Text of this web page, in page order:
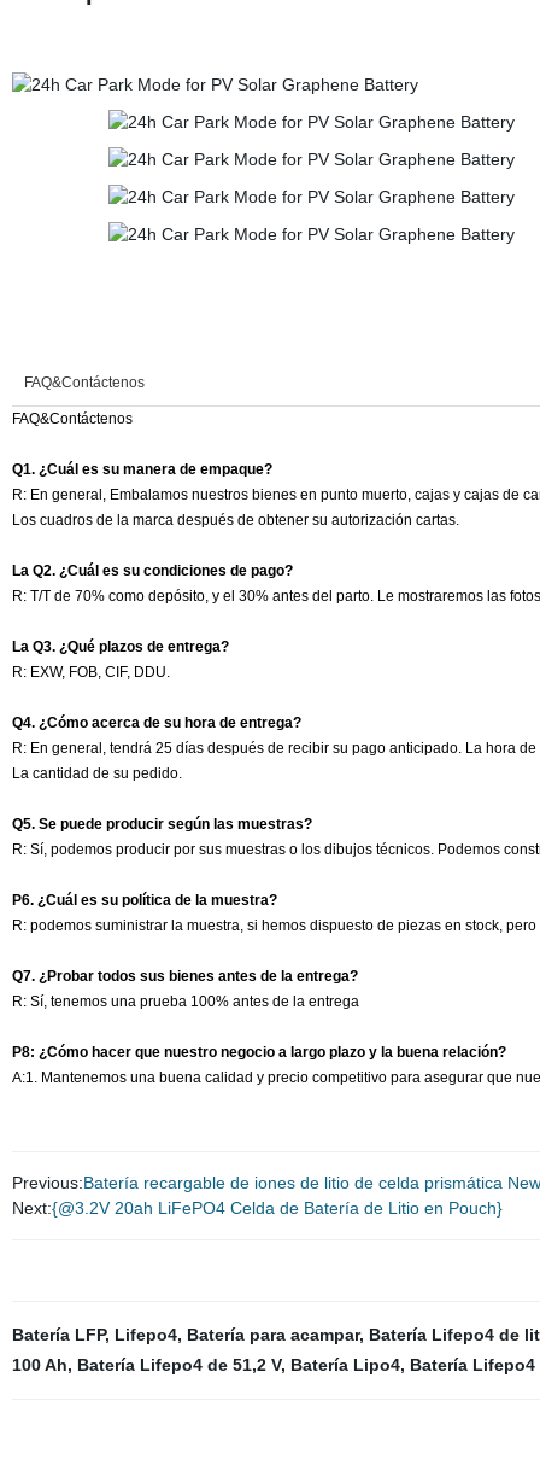
FAQ&Contáctenos
FAQ&Contáctenos
Q1. ¿Cuál es su manera de empaque?
R: En general, Embalamos nuestros bienes en punto muerto, cajas y cajas de
Los cuadros de la marca después de obtener su autorización cartas.
La Q2. ¿Cuál es su condiciones de pago?
R: T/T de 70% como depósito, y el 30% antes del parto. Le mostraremos las
La Q3. ¿Qué plazos de entrega?
R: EXW, FOB, CIF, DDU.
Q4. ¿Cómo acerca de su hora de entrega?
R: En general, tendrá 25 días después de recibir su pago anticipado. La hora
La cantidad de su pedido.
Q5. Se puede producir según las muestras?
R: Sí, podemos producir por sus muestras o los dibujos técnicos. Podemos
P6. ¿Cuál es su política de la muestra?
R: podemos suministrar la muestra, si hemos dispuesto de piezas en stock,
Q7. ¿Probar todos sus bienes antes de la entrega?
R: Sí, tenemos una prueba 100% antes de la entrega
P8: ¿Cómo hacer que nuestro negocio a largo plazo y la buena relación?
A:1. Mantenemos una buena calidad y precio competitivo para asegurar que
Previous:Batería recargable de iones de litio de celda prismática
Next:{@3.2V 20ah LiFePO4 Celda de Batería de Litio en Pouch}
Batería LFP, Lifepo4, Batería para acampar, Batería Lifepo4 de
100 Ah, Batería Lifepo4 de 51,2 V, Batería Lipo4, Batería Lifepo4